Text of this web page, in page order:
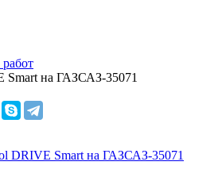
Smart на ГАЗСАЗ-35071